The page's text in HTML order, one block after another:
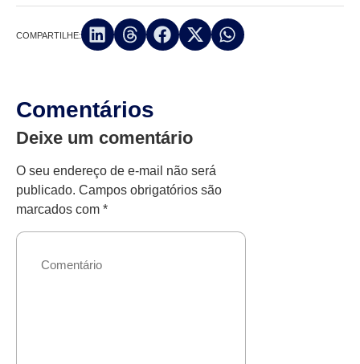
COMPARTILHE:
Comentários
Deixe um comentário
O seu endereço de e-mail não será
publicado. Campos obrigatórios são
marcados com *